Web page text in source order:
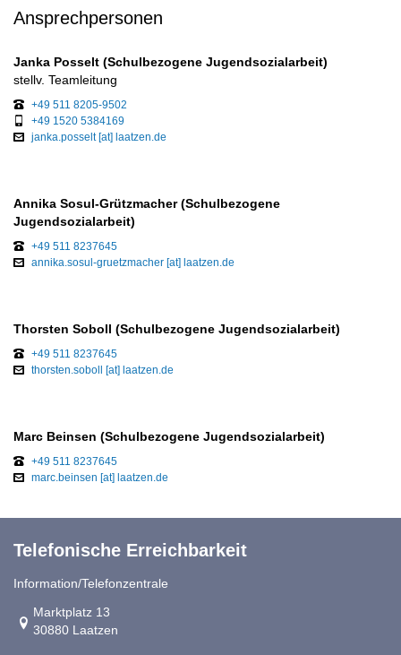
Ansprechpersonen
Janka Posselt (Schulbezogene Jugendsozialarbeit)
stellv. Teamleitung
+49 511 8205-9502
+49 1520 5384169
janka.posselt [at] laatzen.de
Annika Sosul-Grützmacher (Schulbezogene
Jugendsozialarbeit)
+49 511 8237645
annika.sosul-gruetzmacher [at] laatzen.de
Thorsten Soboll (Schulbezogene Jugendsozialarbeit)
+49 511 8237645
thorsten.soboll [at] laatzen.de
Marc Beinsen (Schulbezogene Jugendsozialarbeit)
+49 511 8237645
marc.beinsen [at] laatzen.de
Telefonische Erreichbarkeit
Information/Telefonzentrale
Link zur Google-Maps Navigation
Marktplatz 13
30880 Laatzen